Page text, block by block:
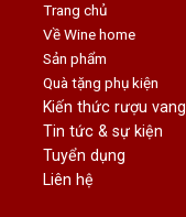
Trang chủ
Về Wine home
Sản phẩm
Quà tặng phụ kiện
Kiến thức rượu vang
Tin tức & sự kiện
Tuyển dụng
Liên hệ